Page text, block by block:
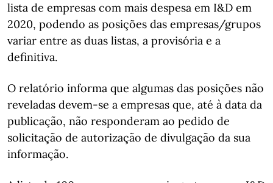
lista de empresas com mais despesa em I&D em
2020, podendo as posições das empresas/grupos
variar entre as duas listas, a provisória e a
definitiva.
O relatório informa que algumas das posições não
reveladas devem-se a empresas que, até à data da
publicação, não responderam ao pedido de
solicitação de autorização de divulgação da sua
informação.